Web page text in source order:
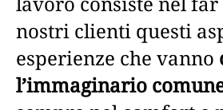
nostri clienti questi
esperienze che vanno
l’immaginario